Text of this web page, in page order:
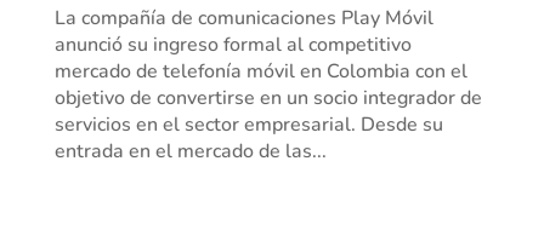
La compañía de comunicaciones Play Móvil
anunció su ingreso formal al competitivo
mercado de telefonía móvil en Colombia con el
objetivo de convertirse en un socio integrador de
servicios en el sector empresarial. Desde su
entrada en el mercado de las...